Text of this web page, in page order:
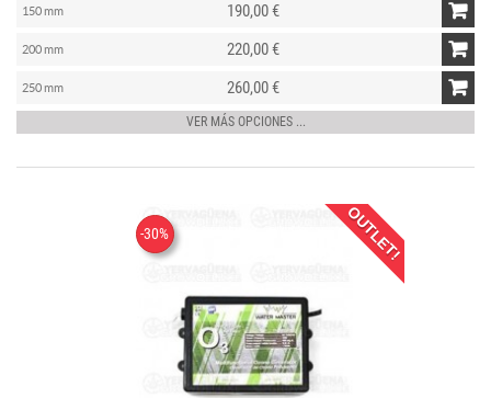
150 mm 190,00 €
200 mm 220,00 €
250 mm 260,00 €
VER MÁS OPCIONES ...
-30% OUTLET!